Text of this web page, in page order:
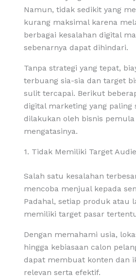
Namun, tidak sedikit yang
kurang maksimal karena
berbagai kesalahan digital
sebenarnya dapat dihindari.
Tanpa strategi yang tepat,
terbuang sia-sia dan target
sulit tercapai. Berikut
digital marketing yang paling
dilakukan oleh bisnis
mengatasinya.
1. Tidak Memiliki Target
Salah satu kesalahan
mencoba menjual kepada
Padahal, setiap produk atau
memiliki target pasar
Dengan memahami usia,
hingga kebiasaan calon
dapat membuat konten dan
relevan serta efektif.